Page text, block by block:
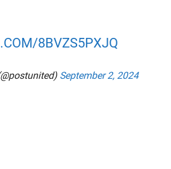
8BVZS5PXJQ
September 2, 2024